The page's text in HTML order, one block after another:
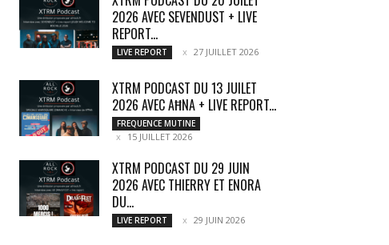
2026 AVEC SEVENDUST + LIVE
REPORT...
LIVE REPORT 27 JUILLET 2026
XTRM PODCAST DU 13 JUILET
2026 AVEC AĦNA + LIVE REPORT...
FREQUENCE MUTINE
15 JUILLET 2026
XTRM PODCAST DU 29 JUIN
2026 AVEC THIERRY ET ENORA
DU...
LIVE REPORT 29 JUIN 2026